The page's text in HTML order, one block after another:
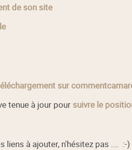
de son site
sur
tenue à jour pour suivre le
liens à ajouter, n'hésitez pas .... :-)